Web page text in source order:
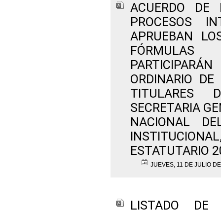
ACUERDO
PROCESOS
APRUEBAN
ORDINARIO
TITULARES
SECRETARIA
NACIONAL
ESTATUTARIO
JUEVES, 11 DE JULIO
LISTADO DE